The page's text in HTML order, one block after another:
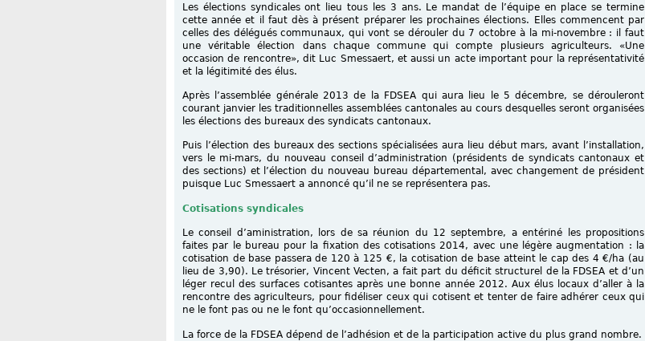
Les élections syndicales ont lieu tous les 3 ans. Le mandat de l’équipe en place se termine
cette année et il faut dès à présent préparer les prochaines élections. Elles commencent par
celles des délégués communaux, qui vont se dérouler du 7 octobre à la mi-novembre : il faut
une véritable élection dans chaque commune qui compte plusieurs agriculteurs. «Une
occasion de rencontre», dit Luc Smessaert, et aussi un acte important pour la représentativité
et la légitimité des élus.
Après l’assemblée générale 2013 de la FDSEA qui aura lieu le 5 décembre, se dérouleront
courant janvier les traditionnelles assemblées cantonales au cours desquelles seront organisées
les élections des bureaux des syndicats cantonaux.
Puis l’élection des bureaux des sections spécialisées aura lieu début mars, avant l’installation,
vers le mi-mars, du nouveau conseil d’administration (présidents de syndicats cantonaux et
des sections) et l’élection du nouveau bureau départemental, avec changement de président
puisque Luc Smessaert a annoncé qu’il ne se représentera pas.
Cotisations syndicales
Le conseil d’aministration, lors de sa réunion du 12 septembre, a entériné les propositions
faites par le bureau pour la fixation des cotisations 2014, avec une légère augmentation : la
cotisation de base passera de 120 à 125 €, la cotisation de base atteint le cap des 4 €/ha (au
lieu de 3,90). Le trésorier, Vincent Vecten, a fait part du déficit structurel de la FDSEA et d’un
léger recul des surfaces cotisantes après une bonne année 2012. Aux élus locaux d’aller à la
rencontre des agriculteurs, pour fidéliser ceux qui cotisent et tenter de faire adhérer ceux qui
ne le font pas ou ne le font qu’occasionnellement.
La force de la FDSEA dépend de l’adhésion et de la participation active du plus grand nombre.